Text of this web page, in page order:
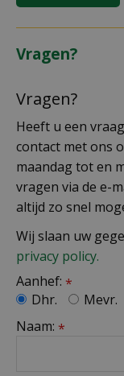
Vragen?
Vragen?
Heeft u een
contact met ons
maandag tot en
vragen via de e-
altijd zo snel
Wij slaan uw
privacy policy.
Aanhef: *
Dhr.
Mevr.
Naam: *